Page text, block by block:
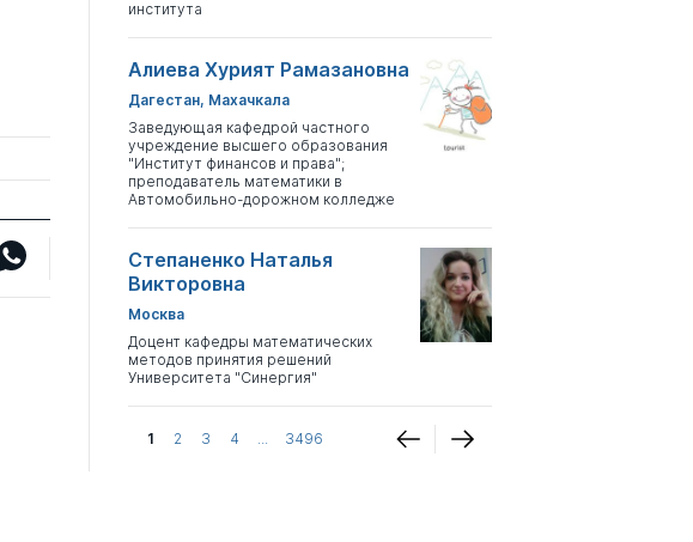
института
Алиева Хурият Рамазановна
Дагестан, Махачкала
Заведующая кафедрой частного
учреждение высшего образования
"Институт финансов и права";
преподаватель математики в
Автомобильно-дорожном колледже
Степаненко Наталья
Викторовна
Москва
Доцент кафедры математических
методов принятия решений
Университета "Синергия"
1 2 3 4 ... 3496